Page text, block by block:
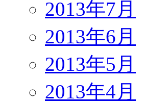
2013年7月
2013年6月
2013年5月
2013年4月